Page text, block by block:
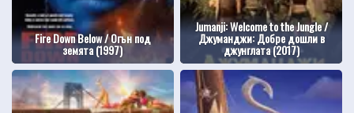
Fire Down Below / Огън под
земята (1997)
Jumanji: Welcome to the Jungle /
Джуманджи: Добре дошли в
джунглата (2017)